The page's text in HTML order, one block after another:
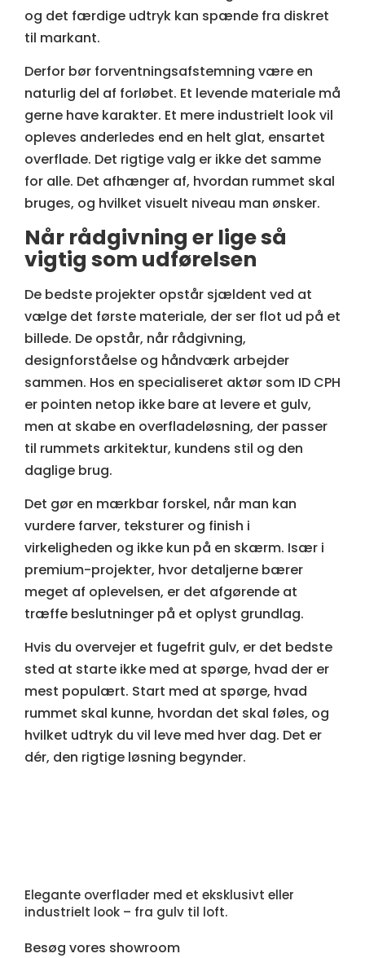
og det færdige udtryk kan spænde fra diskret
til markant.
Derfor bør forventningsafstemning være en
naturlig del af forløbet. Et levende materiale må
gerne have karakter. Et mere industrielt look vil
opleves anderledes end en helt glat, ensartet
overflade. Det rigtige valg er ikke det samme
for alle. Det afhænger af, hvordan rummet skal
bruges, og hvilket visuelt niveau man ønsker.
Når rådgivning er lige så
vigtig som udførelsen
De bedste projekter opstår sjældent ved at
vælge det første materiale, der ser flot ud på et
billede. De opstår, når rådgivning,
designforståelse og håndværk arbejder
sammen. Hos en specialiseret aktør som ID CPH
er pointen netop ikke bare at levere et gulv,
men at skabe en overfladeløsning, der passer
til rummets arkitektur, kundens stil og den
daglige brug.
Det gør en mærkbar forskel, når man kan
vurdere farver, teksturer og finish i
virkeligheden og ikke kun på en skærm. Især i
premium-projekter, hvor detaljerne bærer
meget af oplevelsen, er det afgørende at
træffe beslutninger på et oplyst grundlag.
Hvis du overvejer et fugefrit gulv, er det bedste
sted at starte ikke med at spørge, hvad der er
mest populært. Start med at spørge, hvad
rummet skal kunne, hvordan det skal føles, og
hvilket udtryk du vil leve med hver dag. Det er
dér, den rigtige løsning begynder.
Elegante overflader med et eksklusivt eller
industrielt look – fra gulv til loft.
Besøg vores showroom